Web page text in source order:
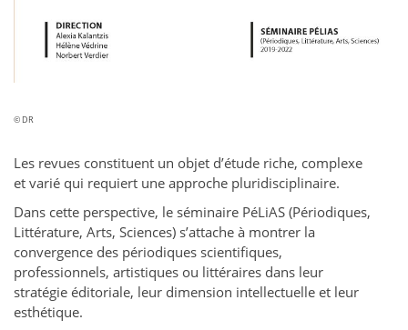
© DR
Les revues constituent un objet d’étude riche, complexe
et varié qui requiert une approche pluridisciplinaire.
Dans cette perspective, le séminaire PéLiAS (Périodiques,
Littérature, Arts, Sciences) s’attache à montrer la
convergence des périodiques scientifiques,
professionnels, artistiques ou littéraires dans leur
stratégie éditoriale, leur dimension intellectuelle et leur
esthétique.